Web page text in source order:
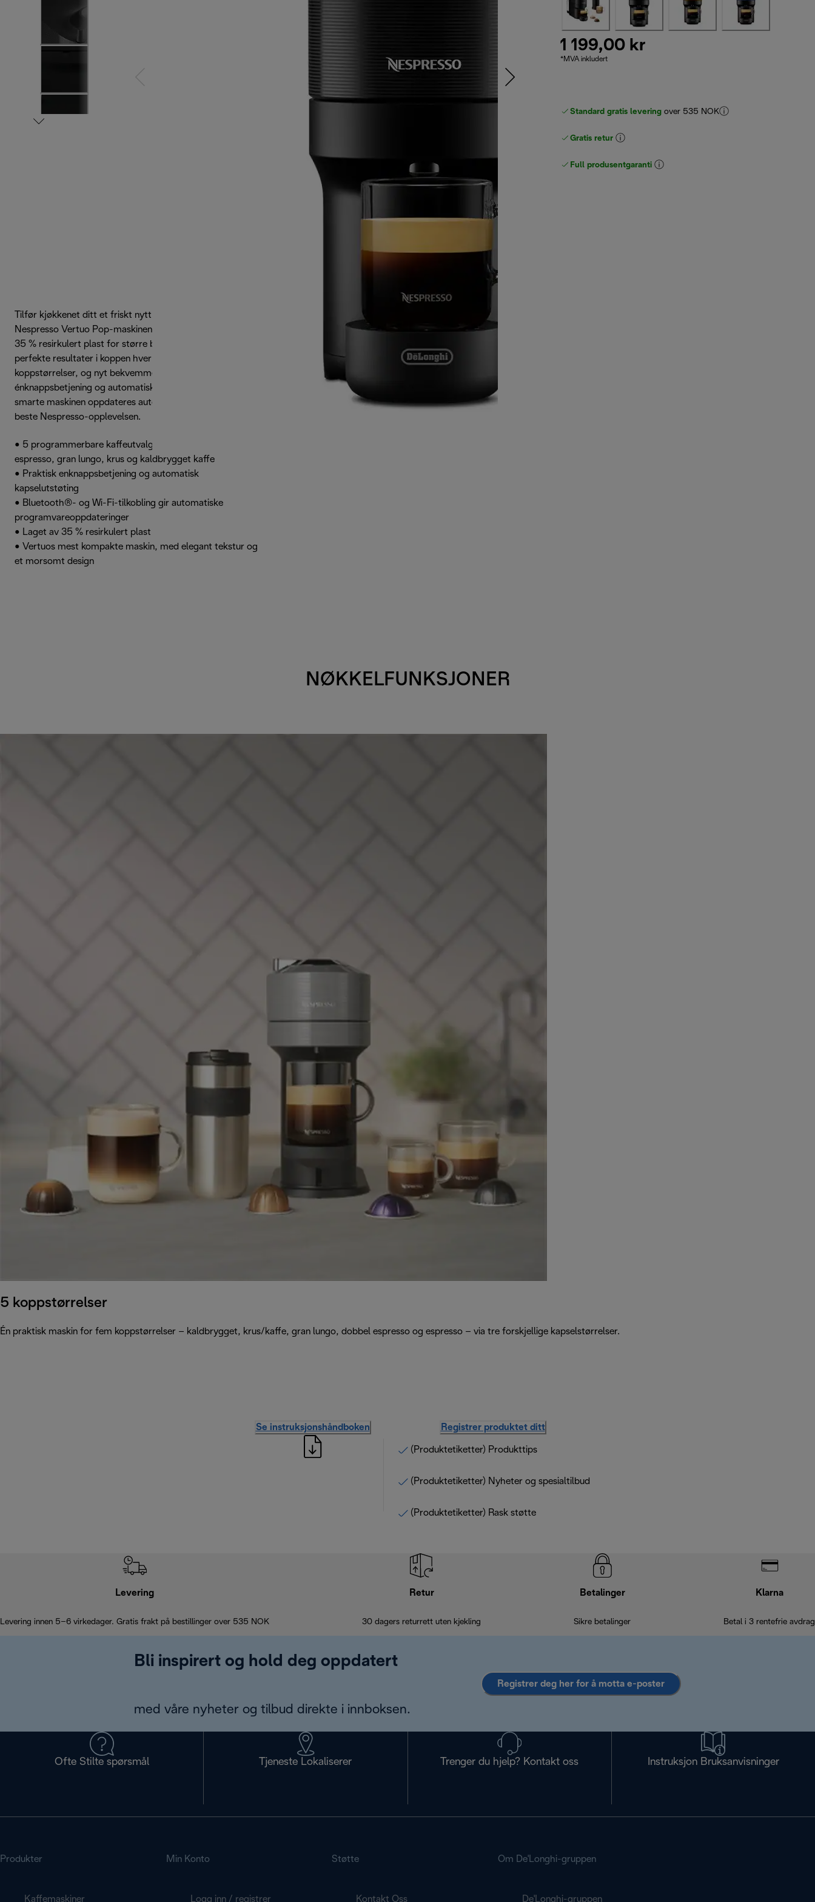
1 199,00 kr
*MVA inkludert
Standard gratis levering over 535 NOK
Gratis retur
Full produsentgaranti
Tilfør kjøkkenet ditt et friskt nytt utseende med
Nespresso Vertuo Pop-maskinen i elegant svart, laget av
35 % resirkulert plast for større bærekraft. Oppnå
perfekte resultater i koppen hver gang og for alle
koppstørrelser, og nyt bekvemmeligheten av
énknappsbetjening og automatisk kapselutstøting. Denne
smarte maskinen oppdateres automatisk for å levere den
beste Nespresso-opplevelsen.
• 5 programmerbare kaffeutvalg: espresso, dobbel
espresso, gran lungo, krus og kaldbrygget kaffe
• Praktisk enknappsbetjening og automatisk
kapselutstøting
• Bluetooth®- og Wi-Fi-tilkobling gir automatiske
programvareoppdateringer
• Laget av 35 % resirkulert plast
• Vertuos mest kompakte maskin, med elegant tekstur og
et morsomt design
NØKKELFUNKSJONER
5 koppstørrelser
Én praktisk maskin for fem koppstørrelser – kaldbrygget, krus/kaffe, gran lungo, dobbel espresso og espresso – via tre forskjellige kapselstørrelser.
Se instruksjonshåndboken Registrer produktet ditt
(Produktetiketter) Produkttips
(Produktetiketter) Nyheter og spesialtilbud
(Produktetiketter) Rask støtte
Levering
Levering innen 5–6 virkedager. Gratis frakt på bestillinger over 535 NOK
Retur
30 dagers returrett uten kjekling
Betalinger
Sikre betalinger
Klarna
Betal i 3 rentefrie avdrag
Bli inspirert og hold deg oppdatert
med våre nyheter og tilbud direkte i innboksen.
Registrer deg her for å motta e-poster
Ofte Stilte spørsmål Tjeneste Lokaliserer Trenger du hjelp? Kontakt oss Instruksjon Bruksanvisninger
Produkter
Kaffemaskiner
Min Konto
Logg inn / registrer
Støtte
Kontakt Oss
Om De'Longhi-gruppen
De'Longhi-gruppen